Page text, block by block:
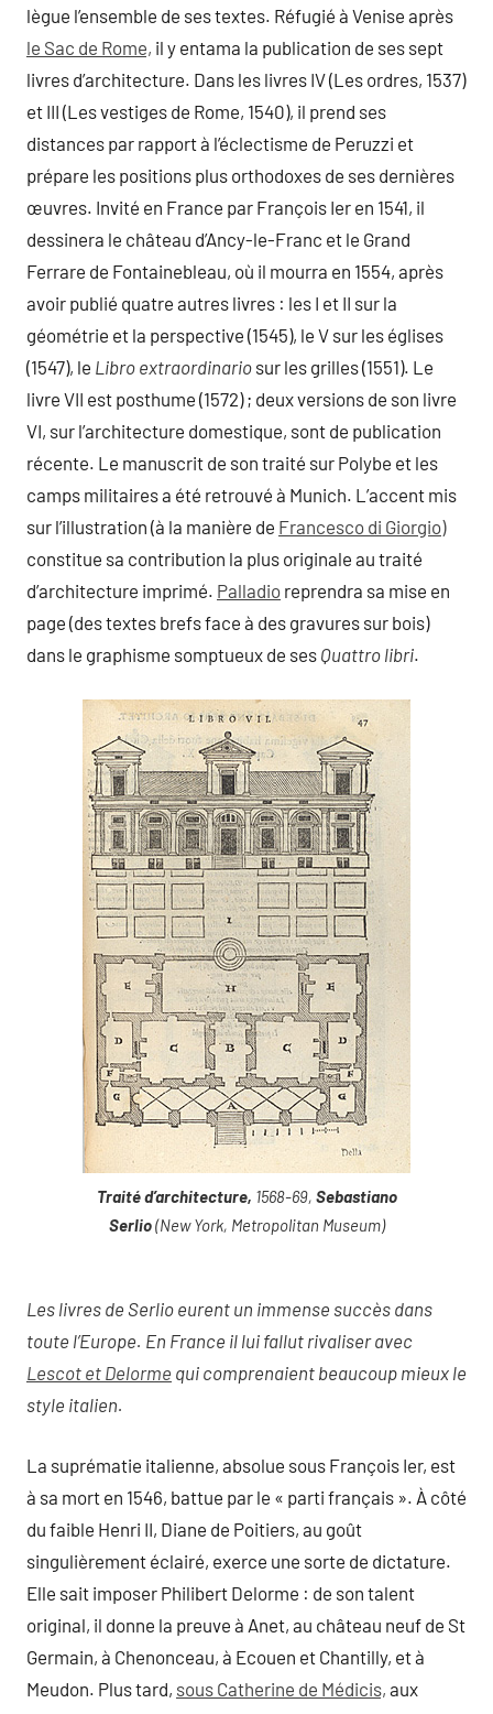
lègue l’ensemble de ses textes. Réfugié à Venise après
le Sac de Rome, il y entama la publication de ses sept
livres d’architecture. Dans les livres IV (Les ordres, 1537)
et III (Les vestiges de Rome, 1540), il prend ses
distances par rapport à l’éclectisme de Peruzzi et
prépare les positions plus orthodoxes de ses dernières
œuvres. Invité en France par François Ier en 1541, il
dessinera le château d’Ancy-le-Franc et le Grand
Ferrare de Fontainebleau, où il mourra en 1554, après
avoir publié quatre autres livres : les I et II sur la
géométrie et la perspective (1545), le V sur les églises
(1547), le Libro extraordinario sur les grilles (1551). Le
livre VII est posthume (1572) ; deux versions de son livre
VI, sur l’architecture domestique, sont de publication
récente. Le manuscrit de son traité sur Polybe et les
camps militaires a été retrouvé à Munich. L’accent mis
sur l’illustration (à la manière de Francesco di Giorgio)
constitue sa contribution la plus originale au traité
d’architecture imprimé. Palladio reprendra sa mise en
page (des textes brefs face à des gravures sur bois)
dans le graphisme somptueux de ses Quattro libri.
Traité d’architecture, 1568-69, Sebastiano
Serlio(New York, Metropolitan Museum)
Les livres de Serlio eurent un immense succès dans
toute l’Europe. En France il lui fallut rivaliser avec
Lescot et Delorme qui comprenaient beaucoup mieux le
style italien.
La suprématie italienne, absolue sous François Ier, est
à sa mort en 1546, battue par le « parti français ». À côté
du faible Henri II, Diane de Poitiers, au goût
singulièrement éclairé, exerce une sorte de dictature.
Elle sait imposer Philibert Delorme : de son talent
original, il donne la preuve à Anet, au château neuf de St
Germain, à Chenonceau, à Ecouen et Chantilly, et à
Meudon. Plus tard, sous Catherine de Médicis, aux